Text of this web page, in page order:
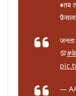
♦️तब
फ़ैसला
जनता
💯
—